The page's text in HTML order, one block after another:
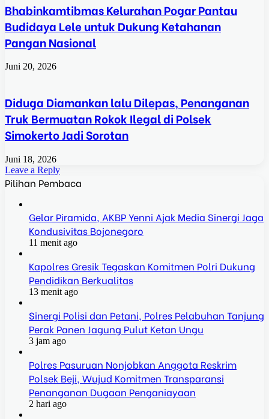
Bhabinkamtibmas Kelurahan Pogar Pantau
Budidaya Lele untuk Dukung Ketahanan
Pangan Nasional
Juni 20, 2026
Diduga Diamankan lalu Dilepas, Penanganan
Truk Bermuatan Rokok Ilegal di Polsek
Simokerto Jadi Sorotan
Juni 18, 2026
Leave a Reply
Pilihan Pembaca
Gelar Piramida, AKBP Yenni Ajak Media Sinergi Jaga
Kondusivitas Bojonegoro
11 menit ago
Kapolres Gresik Tegaskan Komitmen Polri Dukung
Pendidikan Berkualitas
13 menit ago
Sinergi Polisi dan Petani, Polres Pelabuhan Tanjung
Perak Panen Jagung Pulut Ketan Ungu
3 jam ago
Polres Pasuruan Nonjobkan Anggota Reskrim
Polsek Beji, Wujud Komitmen Transparansi
Penanganan Dugaan Penganiayaan
2 hari ago